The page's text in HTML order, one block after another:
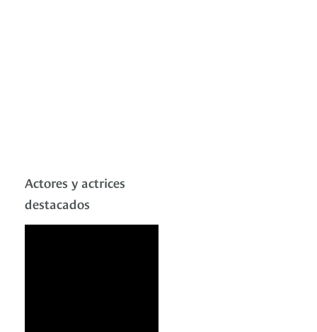
Actores y actrices
destacados